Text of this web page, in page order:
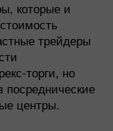
которые и
трейдеры
торги, но
посреднические
центры.